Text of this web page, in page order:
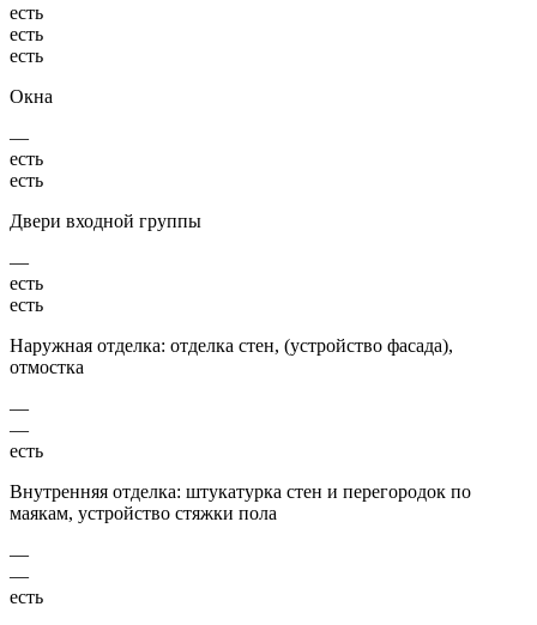
есть
есть
есть
Окна
—
есть
есть
Двери входной группы
—
есть
есть
Наружная отделка: отделка стен, (устройство фасада),
отмостка
—
—
есть
Внутренняя отделка: штукатурка стен и перегородок по
маякам, устройство стяжки пола
—
—
есть